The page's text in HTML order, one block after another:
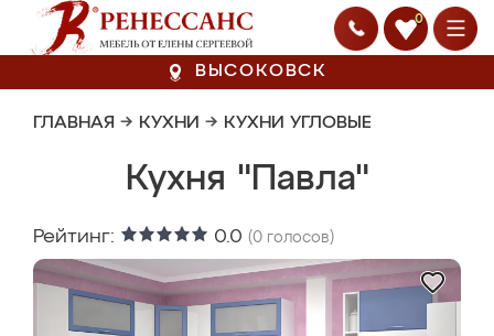
0
ВЫСОКОВСК
ГЛАВНАЯ → КУХНИ → КУХНИ УГЛОВЫЕ
Кухня "Павла"
Рейтинг: 0.0 (0 голосов)